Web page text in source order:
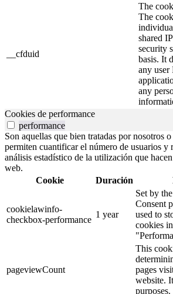
__cfduid
The
The
shared
security
basis. It
any
any
Cookies de performance
performance
Son aquellas que bien tratadas por nosotros
permiten cuantificar el número de usuarios y
análisis estadístico de la utilización que
web.
Cookie
Duración
cookielawinfo-
checkbox-performance
1 year
Set by
Consent
used to
cookies
pageviewCount
This
pages
website.
purposes.